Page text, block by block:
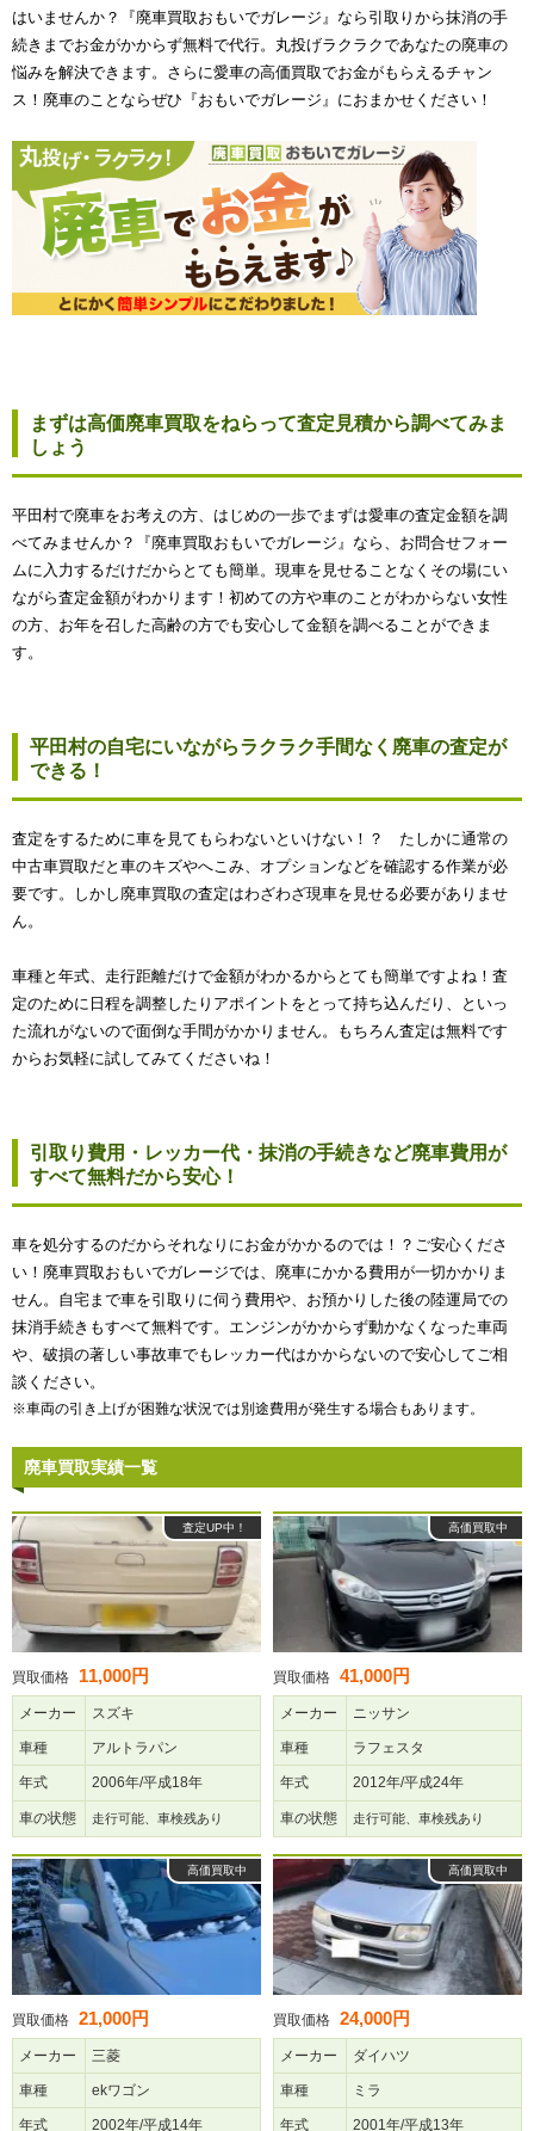
はいませんか？『廃車買取おもいでガレージ』なら引取りから抹消の手
続きまでお金がかからず無料で代行。丸投げラクラクであなたの廃車の
悩みを解決できます。さらに愛車の高価買取でお金がもらえるチャン
ス！廃車のことならぜひ『おもいでガレージ』におまかせください！
まずは高価廃車買取をねらって査定見積から調べてみま
しょう
平田村で廃車をお考えの方、はじめの一歩でまずは愛車の査定金額を調
べてみませんか？『廃車買取おもいでガレージ』なら、お問合せフォー
ムに入力するだけだからとても簡単。現車を見せることなくその場にい
ながら査定金額がわかります！初めての方や車のことがわからない女性
の方、お年を召した高齢の方でも安心して金額を調べることができま
す。
平田村の自宅にいながらラクラク手間なく廃車の査定が
できる！
査定をするために車を見てもらわないといけない！？ たしかに通常の
中古車買取だと車のキズやへこみ、オプションなどを確認する作業が必
要です。しかし廃車買取の査定はわざわざ現車を見せる必要がありませ
ん。
車種と年式、走行距離だけで金額がわかるからとても簡単ですよね！査
定のために日程を調整したりアポイントをとって持ち込んだり、といっ
た流れがないので面倒な手間がかかりません。もちろん査定は無料です
からお気軽に試してみてくださいね！
引取り費用・レッカー代・抹消の手続きなど廃車費用が
すべて無料だから安心！
車を処分するのだからそれなりにお金がかかるのでは！？ご安心くださ
い！廃車買取おもいでガレージでは、廃車にかかる費用が一切かかりま
せん。自宅まで車を引取りに伺う費用や、お預かりした後の陸運局での
抹消手続きもすべて無料です。エンジンがかからず動かなくなった車両
や、破損の著しい事故車でもレッカー代はかからないので安心してご相
談ください。
※車両の引き上げが困難な状況では別途費用が発生する場合もあります。
廃車買取実績一覧
査定UP中！
買取価格 11,000円
メーカー スズキ
車種 アルトラパン
年式 2006年/平成18年
車の状態 走行可能、車検残あり
高価買取中
買取価格 41,000円
メーカー ニッサン
車種 ラフェスタ
年式 2012年/平成24年
車の状態 走行可能、車検残あり
高価買取中
買取価格 21,000円
メーカー 三菱
車種 ekワゴン
年式 2002年/平成14年
高価買取中
買取価格 24,000円
メーカー ダイハツ
車種 ミラ
年式 2001年/平成13年